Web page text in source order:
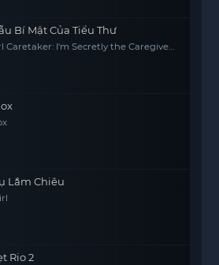
Bí Mật Của Tiểu Thư
Caretaker: I'm Secretly the Caregiver
Lắm Chiêu
Rio 2